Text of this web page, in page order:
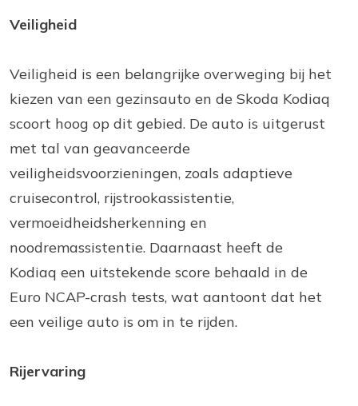
Veiligheid
Veiligheid is een belangrijke overweging bij het
kiezen van een gezinsauto en de Skoda Kodiaq
scoort hoog op dit gebied. De auto is uitgerust
met tal van geavanceerde
veiligheidsvoorzieningen, zoals adaptieve
cruisecontrol, rijstrookassistentie,
vermoeidheidsherkenning en
noodremassistentie. Daarnaast heeft de
Kodiaq een uitstekende score behaald in de
Euro NCAP-crash tests, wat aantoont dat het
een veilige auto is om in te rijden.
Rijervaring